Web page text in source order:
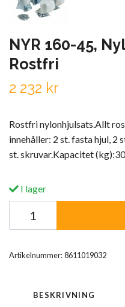
NYR 160-45,
Rostfri
2 232 kr
Rostfri nylonhjulsats.Allt
innehåller: 2 st. fasta hjul, 2
st. skruvar.Kapacitet
I lager
Artikelnummer:8611019032
BESKRIVNING